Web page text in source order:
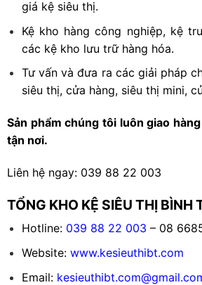
giá kệ siêu thị.
Kệ kho hàng công nghiệp, kệ
các kệ kho lưu trữ hàng hóa.
Tư vấn và đưa ra các giải pháp
siêu thị, cửa hàng, siêu thị mini,
Sản phẩm chúng tôi luôn giao
tận nơi.
Liên hệ ngay: 039 88 22 003
TỔNG KHO KỆ SIÊU THỊ BÌNH
Hotline: 039 88 22 003 – 08
Website: www.kesieuthibt.com
Email: